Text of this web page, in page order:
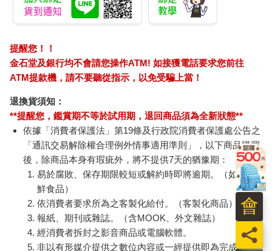
冒著黑煙。
現是雲千千，於是愣了愣。
人，許久不見，您還是這麼老當益壯、老樹開花啊！剛才小的在
人群外遠遠旁聽您講話，只覺精神煥發、如醍醐灌頂。如此金玉
良言實在難得，非是如長老您這般有豐富人生累積的人，不然絕
對說不出這麼一番發人深省的話來！」
「……」長老默然數秒，良久後才終於站起身來，對著其他
族人一揮手，把不爽的一干人群驅散，接著這才淡淡的瞥了雲千
千一眼，「妳出去那麼多日子，還真是一點都沒變。」
「好說好說，我這人最大的優點就是念舊。」雲千千不好意
思的臉紅，謙虛了一下。
吉伊卡哇 可愛小貼紙-
黃
加入購物車
連同慾望澈底吞噬你
（全）【特裝版】
上市通知我
訂購/退換貨須知
加入金石堂 LINE 官方帳號『完成綁定』，隨時掌握出貨動
態：
員
會